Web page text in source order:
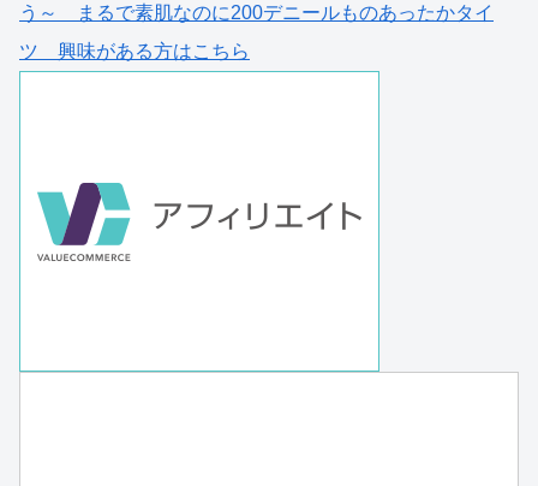
う～ まるで素肌なのに200デニールものあったかタイ
ツ 興味がある方はこちら